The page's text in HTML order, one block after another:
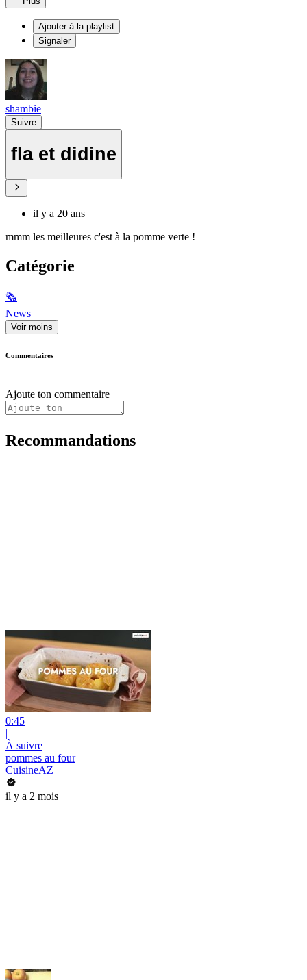
Ajouter à la playlist
Signaler
shambie
Suivre
fla et didine
il y a 20 ans
mmm les meilleures c'est à la pomme verte !
Catégorie
🗞
News
Voir moins
Commentaires
Ajoute ton commentaire
Recommandations
0:45
|
À suivre
pommes au four
CuisineAZ
il y a 2 mois